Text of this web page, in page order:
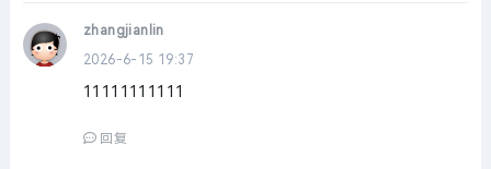
zhangjianlin
2026-6-15 19:37
11111111111
回复